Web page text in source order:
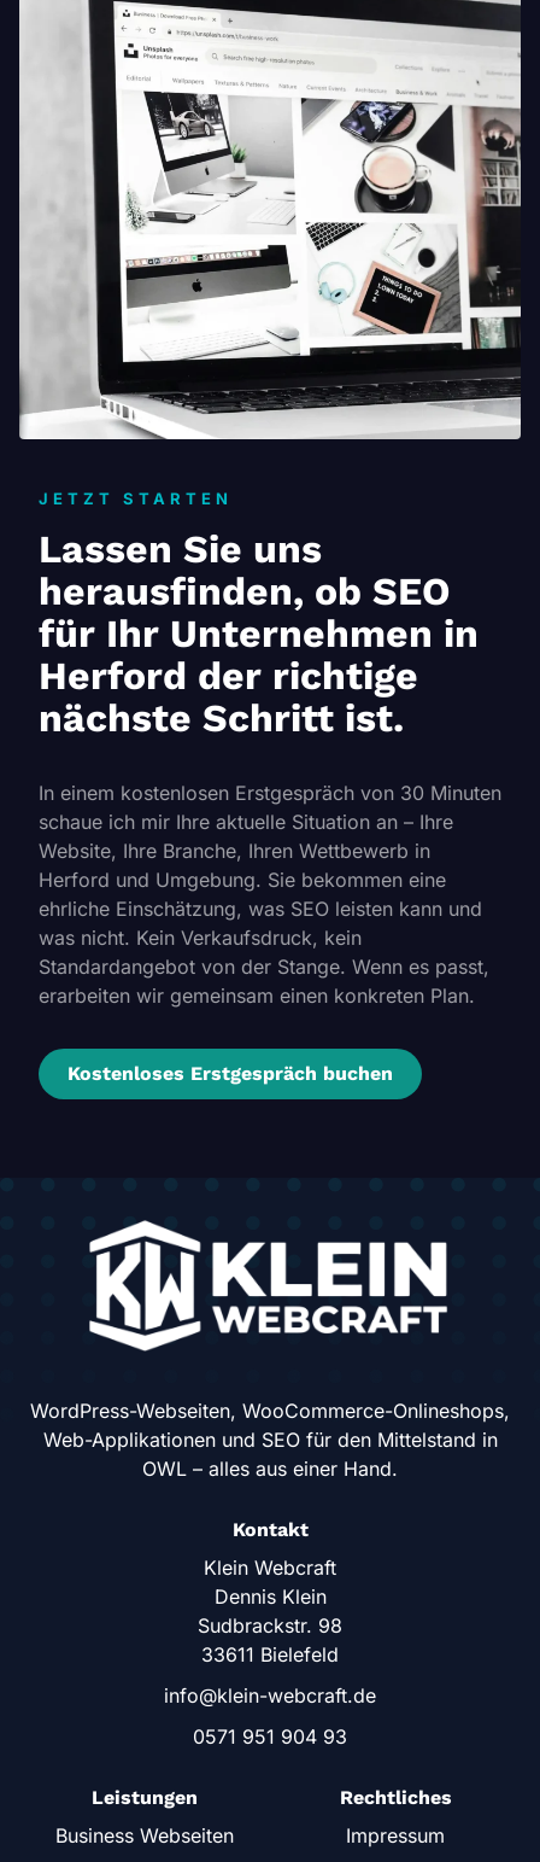
JETZT STARTEN
Lassen Sie uns
herausfinden, ob SEO
für Ihr Unternehmen in
Herford der richtige
nächste Schritt ist.
In einem kostenlosen Erstgespräch von 30 Minuten
schaue ich mir Ihre aktuelle Situation an – Ihre
Website, Ihre Branche, Ihren Wettbewerb in
Herford und Umgebung. Sie bekommen eine
ehrliche Einschätzung, was SEO leisten kann und
was nicht. Kein Verkaufsdruck, kein
Standardangebot von der Stange. Wenn es passt,
erarbeiten wir gemeinsam einen konkreten Plan.
Kostenloses Erstgespräch buchen
WordPress-Webseiten, WooCommerce-Onlineshops,
Web-Applikationen und SEO für den Mittelstand in
OWL – alles aus einer Hand.
Kontakt
Klein Webcraft
Dennis Klein
Sudbrackstr. 98
33611 Bielefeld
info@klein-webcraft.de
0571 951 904 93
Leistungen
Business Webseiten
Rechtliches
Impressum